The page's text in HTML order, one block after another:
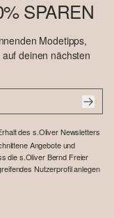
SPAREN
Modetipps,
deinen nächsten
des s.Oliver Newsletters
Angebote und
die s.Oliver Bernd Freier
Nutzerprofil anlegen